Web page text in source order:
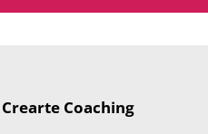
Crearte Coaching